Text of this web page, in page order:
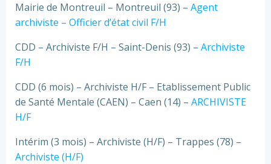
Mairie de Montreuil – Montreuil (93) – Agent
archiviste – Officier d’état civil F/H
CDD – Archiviste F/H – Saint-Denis (93) – Archiviste
F/H
CDD (6 mois) – Archiviste H/F – Etablissement Public
de Santé Mentale (CAEN) – Caen (14) – ARCHIVISTE
H/F
Intérim (3 mois) – Archiviste (H/F) – Trappes (78) –
Archiviste (H/F)